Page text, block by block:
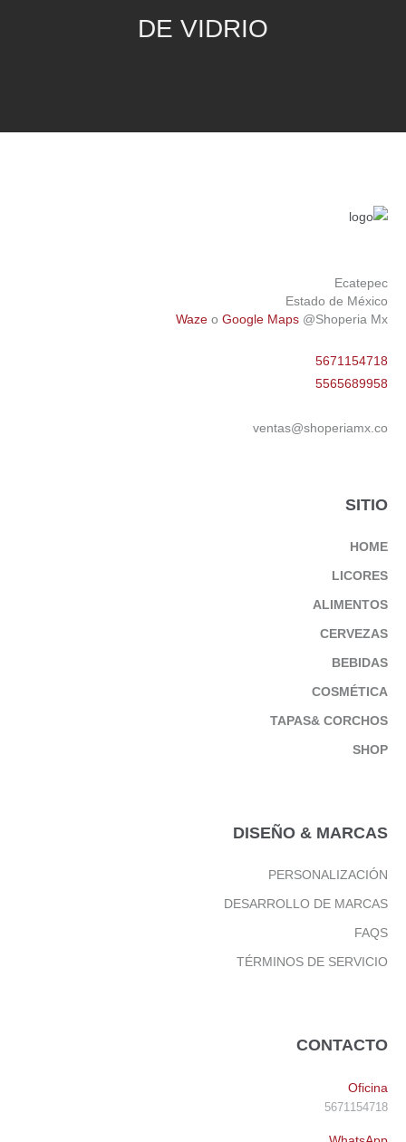
DE VIDRIO
Ecatepec
Estado de México
Waze o Google Maps @Shoperia Mx
5671154718
5565689958
ventas@shoperiamx.co
SITIO
HOME
LICORES
ALIMENTOS
CERVEZAS
BEBIDAS
COSMÉTICA
TAPAS& CORCHOS
SHOP
DISEÑO & MARCAS
PERSONALIZACIÓN
DESARROLLO DE MARCAS
FAQS
TÉRMINOS DE SERVICIO
CONTACTO
Oficina
5671154718